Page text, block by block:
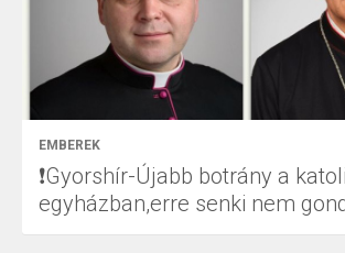
EMBEREK
❗Gyorshír-Újabb botrány a
egyházban,erre senki nem